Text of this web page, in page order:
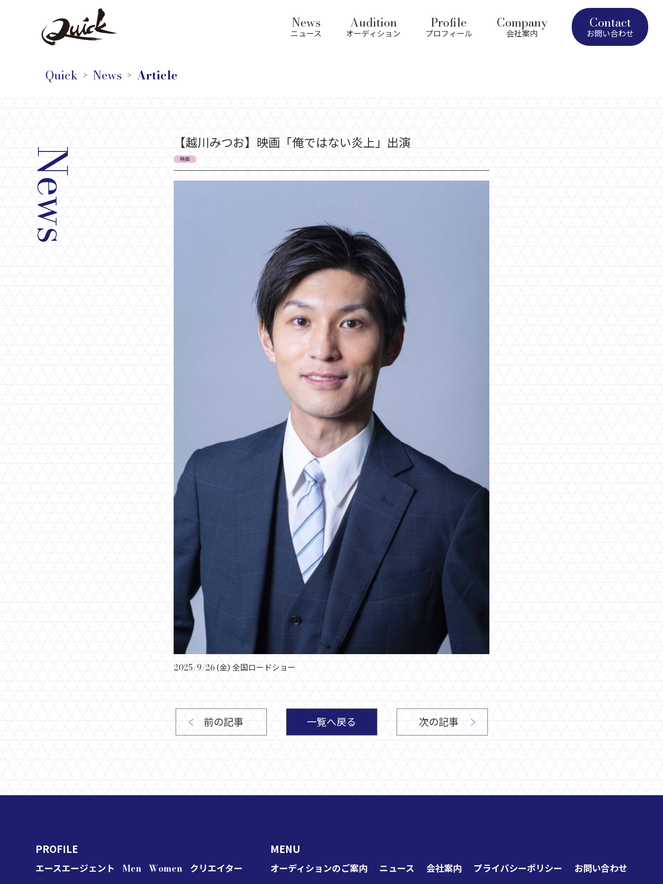
News
ニュース
Audition
オーディション
Profile
プロフィール
Company
会社案内
Contact
お問い合わせ
Quick ＞ News ＞ Article
News
【越川みつお】映画「俺ではない炎上」出演
映画
2025/9/26 (金) 全国ロードショー
前の記事 一覧へ戻る 次の記事
PROFILE
エースエージェント Men Women クリエイター
MENU
オーディションのご案内 ニュース 会社案内 プライバシーポリシー お問い合わせ